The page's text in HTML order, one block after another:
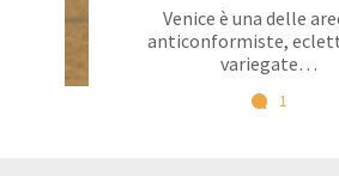
Venice è una delle
anticonformiste,
variegate…
1